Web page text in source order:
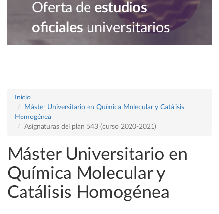
Oferta de estudios
oficiales universitarios
Inicio
Máster Universitario en Química Molecular y Catálisis
Homogénea
Asignaturas del plan 543 (curso 2020-2021)
Máster Universitario en
Química Molecular y
Catálisis Homogénea